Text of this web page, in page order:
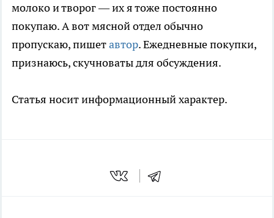
молоко и творог — их я тоже постоянно
покупаю. А вот мясной отдел обычно
пропускаю, пишетавтор. Ежедневные покупки,
признаюсь, скучноваты для обсуждения.
Статья носит информационный характер.